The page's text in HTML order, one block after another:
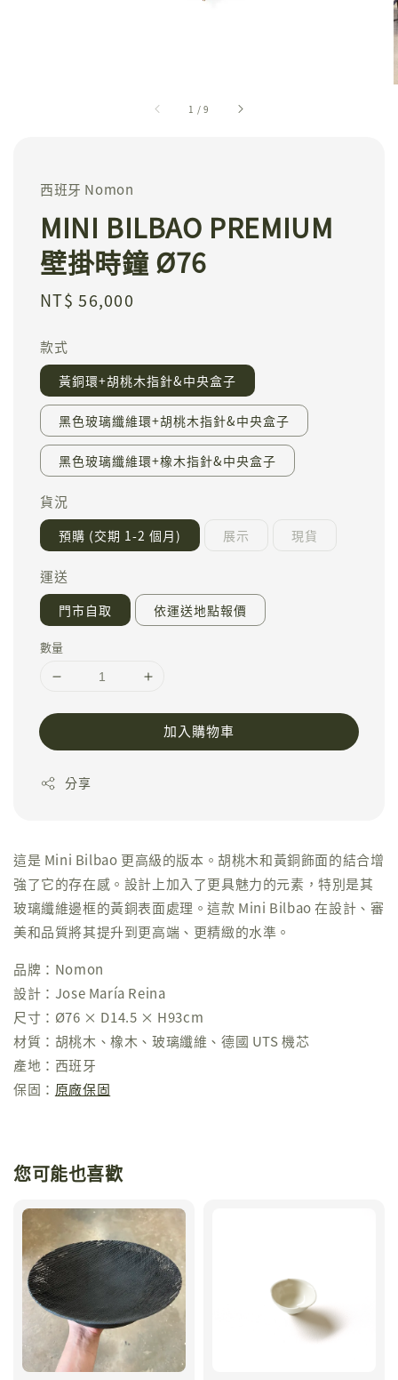
1 /9
西班牙 Nomon
MINI BILBAO PREMIUM
壁掛時鐘 Ø76
Regular
NT$ 56,000
款式
黃銅環+胡桃木指針&中央盒子
黑色玻璃纖維環+胡桃木指針&中央盒子
黑色玻璃纖維環+橡木指針&中央盒子
貨況
預購 (交期 1-2 個月) 展示 現貨
運送
門市自取 依運送地點報價
數量
加入購物車
分享
這是 Mini Bilbao 更高級的版本。胡桃木和黃銅飾面的結合增
強了它的存在感。設計上加入了更具魅力的元素，特別是其
玻璃纖維邊框的黃銅表面處理。這款 Mini Bilbao 在設計、審
美和品質將其提升到更高端、更精緻的水準。
品牌：Nomon
設計：Jose María Reina
尺寸：Ø76 × D14.5 × H93cm
材質：胡桃木、橡木、玻璃纖維、德國 UTS 機芯
產地：西班牙
保固： 原廠保固
您可能也喜歡